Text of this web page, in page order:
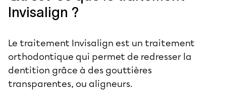
Invisalign ?
Le traitement Invisalign est un traitement
orthodontique qui permet de redresser la
dentition grâce à des gouttières
transparentes, ou aligneurs.